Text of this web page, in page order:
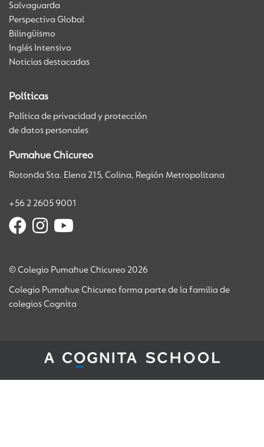
Salvaguarda
Perspectiva Global
Bilingüismo
Inglés Intensivo
Noticias destacadas
Políticas
Política de privacidad y protección
de datos personales
Pumahue Chicureo
Rotonda Sta. Elena 215, Colina, Región Metropolitana
+56 2 2605 9001
© Colegio Pumahue Chicureo 2026
Colegio Pumahue Chicureo forma parte de la familia de
colegios Cognita